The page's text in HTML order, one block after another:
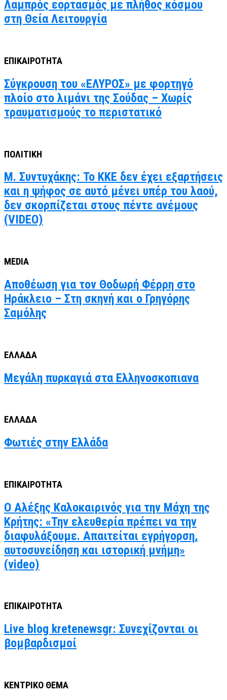
Λαμπρός εορτασμός με πλήθος κόσμου
στη Θεία Λειτουργία
ΕΠΙΚΑΙΡΟΤΗΤΑ
Σύγκρουση του «ΕΛΥΡΟΣ» με φορτηγό
πλοίο στο λιμάνι της Σούδας – Χωρίς
τραυματισμούς το περιστατικό
ΠΟΛΙΤΙΚΗ
Μ. Συντυχάκης: Το ΚΚΕ δεν έχει εξαρτήσεις
και η ψήφος σε αυτό μένει υπέρ του λαού,
δεν σκορπίζεται στους πέντε ανέμους
(VIDEO)
MEDIA
Αποθέωση για τον Θοδωρή Φέρρη στο
Ηράκλειο – Στη σκηνή και ο Γρηγόρης
Σαμόλης
ΕΛΛΑΔΑ
Μεγάλη πυρκαγιά στα Ελληνοσκοπιανα
ΕΛΛΑΔΑ
Φωτιές στην Ελλάδα
ΕΠΙΚΑΙΡΟΤΗΤΑ
Ο Αλέξης Καλοκαιρινός για την Μάχη της
Κρήτης: «Την ελευθερία πρέπει να την
διαφυλάξουμε. Απαιτείται εγρήγορση,
αυτοσυνείδηση και ιστορική μνήμη»
(video)
ΕΠΙΚΑΙΡΟΤΗΤΑ
Live blog kretenewsgr: Συνεχίζονται οι
βομβαρδισμοί
ΚΕΝΤΡΙΚΟ ΘΕΜΑ